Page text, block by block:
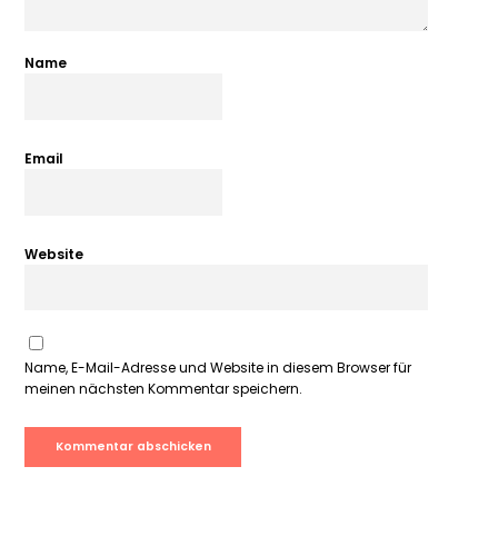
Name
Email
Website
Name, E-Mail-Adresse und Website in diesem Browser für
meinen nächsten Kommentar speichern.